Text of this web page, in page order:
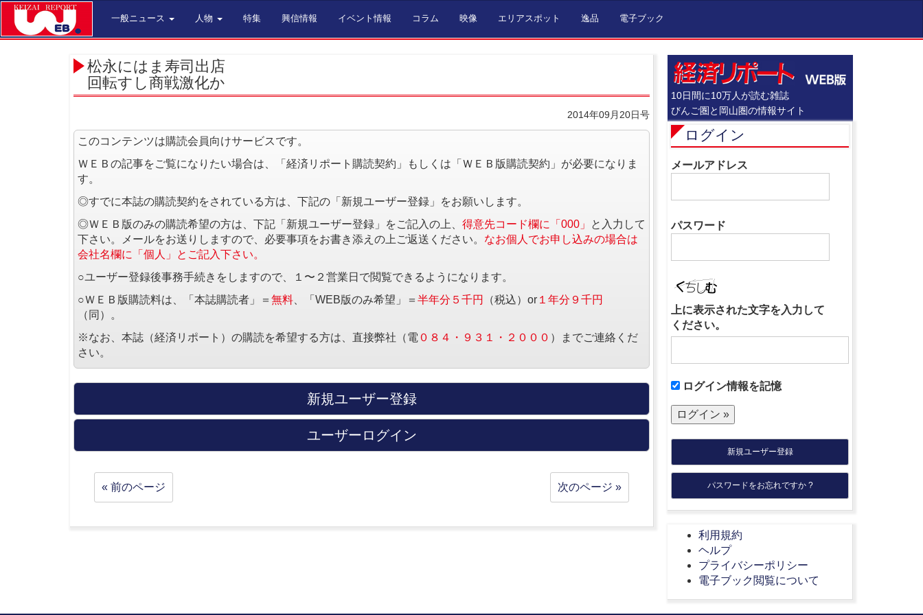
一般ニュース 人物 特集 興信情報 イベント情報 コラム 映像 エリアスポット 逸品 電子ブック
松永にはま寿司出店
回転すし商戦激化か
2014年09月20日号
このコンテンツは購読会員向けサービスです。
ＷＥＢの記事をご覧になりたい場合は、「経済リポート購読契約」もしくは「ＷＥＢ版購読契約」が必要になりま
す。
◎すでに本誌の購読契約をされている方は、下記の「新規ユーザー登録」をお願いします。
◎ＷＥＢ版のみの購読希望の方は、下記「新規ユーザー登録」をご記入の上、 得意先コード欄に「000」
と入力して
下さい。メールをお送りしますので、必要事項をお書き添えの上ご返送ください。 なお個人でお申し込みの場合は
会社名欄に「個人」とご記入下さい。
○ユーザー登録後事務手続きをしますので、１〜２営業日で閲覧できるようになります。
○ＷＥＢ版購読料は、「本誌購読者」＝ 無料 、「WEB版のみ希望」＝ 半年分５千円 （税込）or １年分９千円
（同）。
※なお、本誌（経済リポート）の購読を希望する方は、直接弊社（電 ０８４・９３１・２０００ ）までご連絡くだ
さい。
新規ユーザー登録
ユーザーログイン
« 前のページ 次のページ »
10日間に10万人が読む雑誌
びんご圏と岡山圏の情報サイト
ログイン
メールアドレス
パスワード
上に表示された文字を入力して
ください。
ログイン情報を記憶
新規ユーザー登録
パスワードをお忘れですか ?
利用規約
ヘルプ
プライバシーポリシー
電子ブック閲覧について